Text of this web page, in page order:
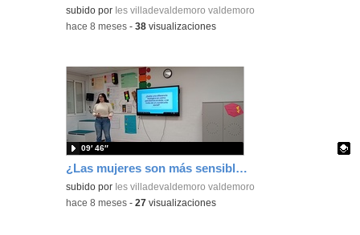
Contenido educativo.
subido por Ies villadevaldemoro valdemoro
-hace 8 meses -38 visualizaciones
¿Las mujeres son más sensibles al tacto?
Contenido educativo.
subido por Ies villadevaldemoro valdemoro
09′ 46″
-hace 8 meses -27 visualizaciones